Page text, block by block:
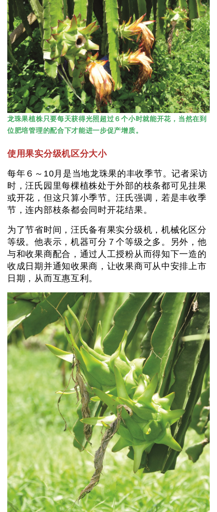
龙珠果植株只要每天获得光照超过６个小时就能开花，当然在到
位肥培管理的配合下才能进一步促产增质。
使用果实分级机区分大小
每年６～10月是当地龙珠果的丰收季节。记者采访
时，汪氏园里每棵植株处于外部的枝条都可见挂果
或开花，但这只算小季节。汪氏强调，若是丰收季
节，连内部枝条都会同时开花结果。
为了节省时间，汪氏备有果实分级机，机械化区分
等级。他表示，机器可分７个等级之多。另外，他
与和收果商配合，通过人工授粉从而得知下一造的
收成日期并通知收果商，让收果商可从中安排上市
日期，从而互惠互利。